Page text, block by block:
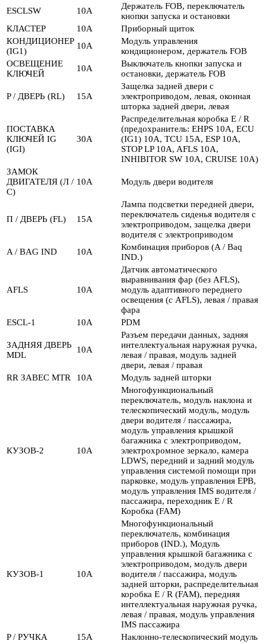
ESCLSW 10А
Держатель FOB, переключатель
кнопки запуска и остановки
КЛАСТЕР
10А
Приборный щиток
КОНДИЦИОНЕР
(IG1)
10А
Модуль управления
кондиционером, держатель FOB
ОСВЕЩЕНИЕ
КЛЮЧЕЙ
10А
Выключатель кнопки запуска и
остановки, держатель FOB
P / ДВЕРЬ (RL) 15А
Защелка задней двери с
электроприводом, левая, оконная
шторка задней двери, левая
ПОСТАВКА
КЛЮЧЕЙ IG
(IGI)
30А
Распределительная коробка E / R
(предохранитель: EHPS 10A, ECU
(IG1) 10A, TCU 15A, ESP 10A,
STOP LP 10A, AFLS 10A,
INHIBITOR SW 10A, CRUISE 10A)
ЗАМОК
ДВИГАТЕЛЯ (Л /
С)
10А Модуль двери водителя
П / ДВЕРЬ (FL) 15А
Лампа подсветки передней двери,
переключатель сиденья водителя с
электроприводом, защелка двери
водителя с электроприводом
A / BAG IND
10А
Комбинация приборов (A / Baq
IND.)
AFLS 10А
Датчик автоматического
выравнивания фар (без AFLS),
модуль адаптивного переднего
освещения (с AFLS), левая / правая
фара
ESCL-1
10А PDM
ЗАДНЯЯ ДВЕРЬ
MDL
10А
Разъем передачи данных, задняя
интеллектуальная наружная ручка,
левая / правая, модуль задней
двери, левая / правая
RR ЗАВЕС MTR
10А Модуль задней шторки
КУЗОВ-2 10А
Многофункциональный
переключатель, модуль наклона и
телескопический модуль, модуль
двери водителя / пассажира,
модуль управления крышкой
багажника с электроприводом,
электрохромное зеркало, камера
LDWS, передний и задний модуль
управления системой помощи при
парковке, модуль управления EPB,
модуль управления IMS водителя /
пассажира, переходник E / R
Коробка (FAM)
КУЗОВ-1 10А
Многофункциональный
переключатель, комбинация
приборов (IND.), Модуль
управления крышкой багажника с
электроприводом, модуль двери
водителя / пассажира, модуль
задней шторки, распределительная
коробка E / R (FAM), передняя
интеллектуальная наружная ручка,
левая / правая, модуль управления
IMS пассажира
P / РУЧКА
15А
Наклонно-телескопический модуль